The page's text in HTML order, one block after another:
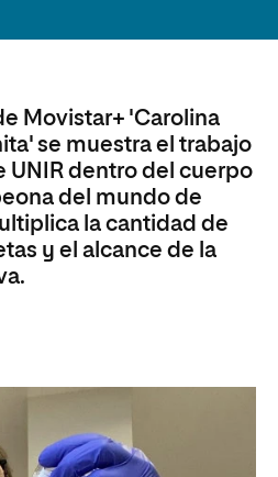
Movistar+ 'Carolina
se muestra el trabajo
UNIR dentro del cuerpo
del mundo de
la cantidad de
y el alcance de la